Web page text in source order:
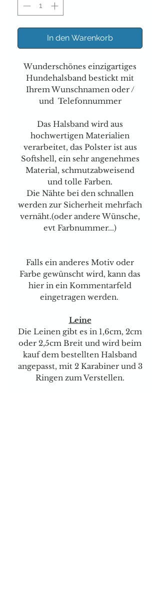
In den Warenkorb
Wunderschönes einzigartiges
Hundehalsband bestickt mit
Ihrem Wunschnamen oder /
und Telefonnummer
Das Halsband wird aus
hochwertigen Materialien
verarbeitet, das Polster ist aus
Softshell, ein sehr angenehmes
Material, schmutzabweisend
und tolle Farben.
Die Nähte bei den schnallen
werden zur Sicherheit mehrfach
vernäht.(oder andere Wünsche,
evt Farbnummer...)
Falls ein anderes Motiv oder
Farbe gewünscht wird, kann das
hier in ein Kommentarfeld
eingetragen werden.
Leine
Die Leinen gibt es in 1,6cm, 2cm
oder 2,5cm Breit und wird beim
kauf dem bestellten Halsband
angepasst, mit 2 Karabiner und 3
Ringen zum Verstellen.